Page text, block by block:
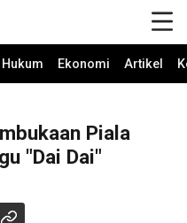
Hukum Ekonomi Artikel
Piala
"Dai Dai"